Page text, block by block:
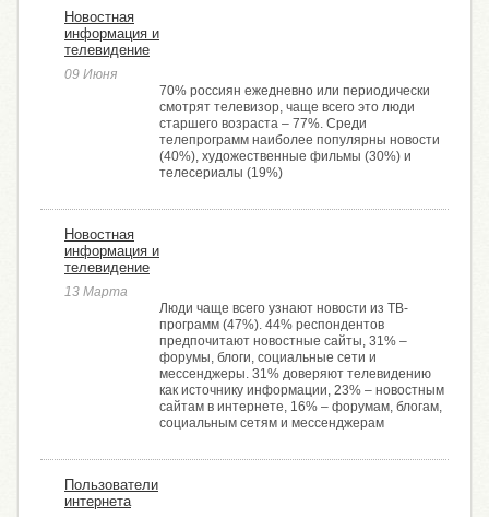
Новостная
информация и
телевидение
09 Июня
70% россиян ежедневно или периодически
смотрят телевизор, чаще всего это люди
старшего возраста – 77%. Среди
телепрограмм наиболее популярны новости
(40%), художественные фильмы (30%) и
телесериалы (19%)
Новостная
информация и
телевидение
13 Марта
Люди чаще всего узнают новости из ТВ-
программ (47%). 44% респондентов
предпочитают новостные сайты, 31% –
форумы, блоги, социальные сети и
мессенджеры. 31% доверяют телевидению
как источнику информации, 23% – новостным
сайтам в интернете, 16% – форумам, блогам,
социальным сетям и мессенджерам
Пользователи
интернета